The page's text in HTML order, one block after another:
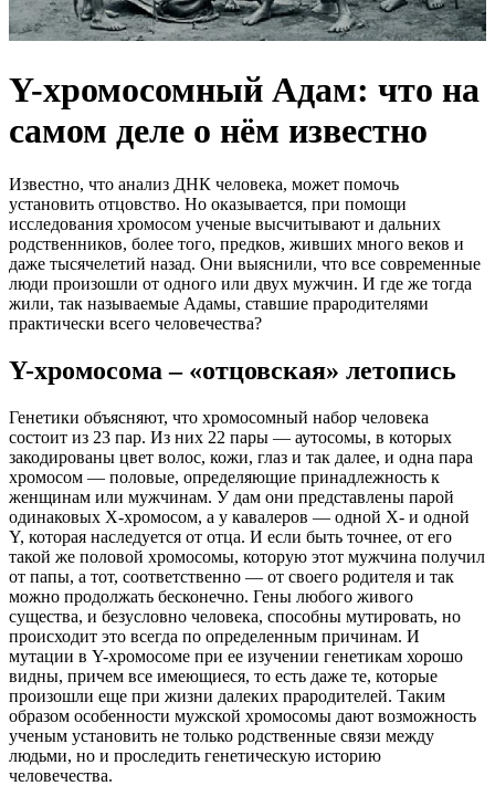
Y-хромосомный Адам: что на
самом деле о нём известно
Известно, что анализ ДНК человека, может помочь
установить отцовство. Но оказывается, при помощи
исследования хромосом ученые высчитывают и дальних
родственников, более того, предков, живших много веков и
даже тысячелетий назад. Они выяснили, что все современные
люди произошли от одного или двух мужчин. И где же тогда
жили, так называемые Адамы, ставшие прародителями
практически всего человечества?
Y-хромосома – «отцовская» летопись
Генетики объясняют, что хромосомный набор человека
состоит из 23 пар. Из них 22 пары — аутосомы, в которых
закодированы цвет волос, кожи, глаз и так далее, и одна пара
хромосом — половые, определяющие принадлежность к
женщинам или мужчинам. У дам они представлены парой
одинаковых Х-хромосом, а у кавалеров — одной Х- и одной
Y, которая наследуется от отца. И если быть точнее, от его
такой же половой хромосомы, которую этот мужчина получил
от папы, а тот, соответственно — от своего родителя и так
можно продолжать бесконечно. Гены любого живого
существа, и безусловно человека, способны мутировать, но
происходит это всегда по определенным причинам. И
мутации в Y-хромосоме при ее изучении генетикам хорошо
видны, причем все имеющиеся, то есть даже те, которые
произошли еще при жизни далеких прародителей. Таким
образом особенности мужской хромосомы дают возможность
ученым установить не только родственные связи между
людьми, но и проследить генетическую историю
человечества.